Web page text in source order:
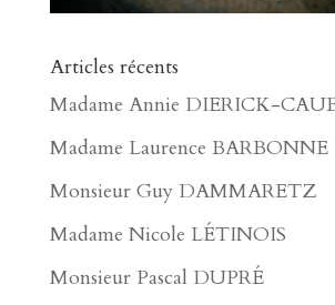
Articles récents
Madame Annie DIERICK-
Madame Laurence BARBONNE
Monsieur Guy DAMMARETZ
Madame Nicole LÉTINOIS
Monsieur Pascal DUPRÉ